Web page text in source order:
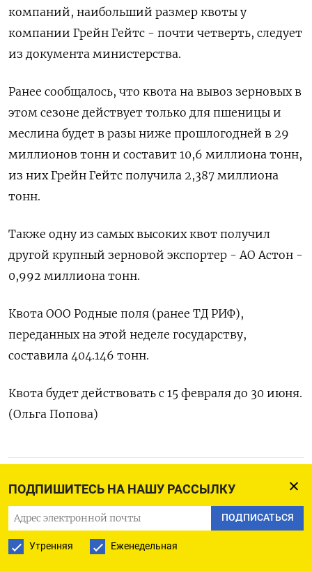
ПОДПИШИТЕСЬ НА НАШУ РАССЫЛКУ
ПОДПИСАТЬСЯ
Утренняя Еженедельная
компаний, наибольший размер квоты у
компании Грейн Гейтс - почти четверть, следует
из документа министерства.
Ранее сообщалось, что квота на вывоз зерновых в
этом сезоне действует только для пшеницы и
меслина будет в разы ниже прошлогодней в 29
миллионов тонн и составит 10,6 миллиона тонн,
из них Грейн Гейтс получила 2,387 миллиона
тонн.
Также одну из самых высоких квот получил
другой крупный зерновой экспортер - АО Астон -
0,992 миллиона тонн.
Квота ООО Родные поля (ранее ТД РИФ),
переданных на этой неделе государству,
составила 404.146 тонн.
Квота будет действовать с 15 февраля до 30 июня.
(Ольга Попова)
ПОДПИСАТЬСЯ В GOOGLE